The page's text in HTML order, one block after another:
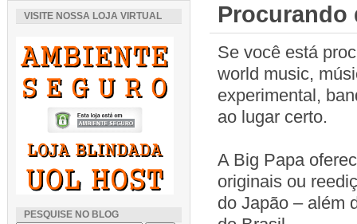
Procurando
Se você está
world music,
experimental,
ao lugar certo.
A Big Papa
originais ou
do Japão – além
VISITE NOSSA LOJA VIRTUAL
PESQUISE NO BLOG